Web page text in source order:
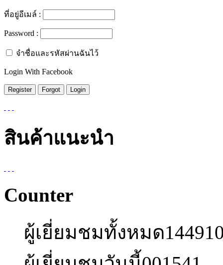
ที่อยู่อีเมล์ :
Password :
จำชื่อและรหัสผ่านฉันไว้
Login With Facebook
สินค้าแนะนำ
Counter
ผู้เยี่ยมชมทั้งหมด